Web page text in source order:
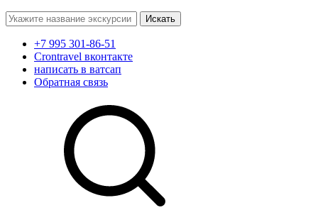
Поиск:
+7 995 301-86-51
Crontravel вконтакте
написать в ватсап
Обратная связь